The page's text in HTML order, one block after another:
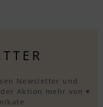
Newsletter und
Aktion mehr von ♥